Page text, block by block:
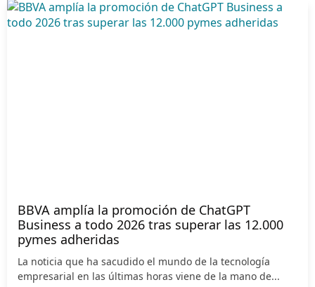
BBVA amplía la promoción de ChatGPT
Business a todo 2026 tras superar las 12.000
pymes adheridas
La noticia que ha sacudido el mundo de la tecnología
empresarial en las últimas horas viene de la mano de...